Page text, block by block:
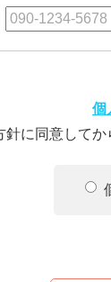
個
針に同意してか